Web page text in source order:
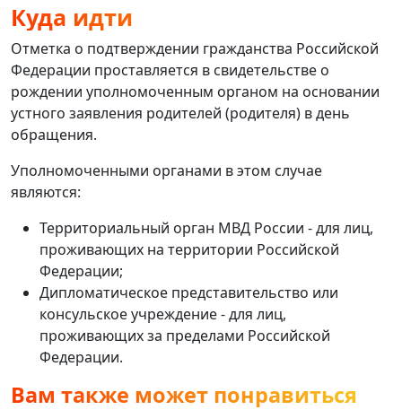
Куда идти
Отметка о подтверждении гражданства Российской
Федерации проставляется в свидетельстве о
рождении уполномоченным органом на основании
устного заявления родителей (родителя) в день
обращения.
Уполномоченными органами в этом случае
являются:
Территориальный орган МВД России - для лиц,
проживающих на территории Российской
Федерации;
Дипломатическое представительство или
консульское учреждение - для лиц,
проживающих за пределами Российской
Федерации.
Вам также может понравиться